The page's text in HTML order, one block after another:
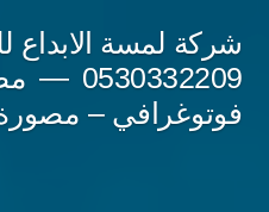
إلى
المحتوى
شركة لمسة الابداع
0530332209
فوتوغرافي –